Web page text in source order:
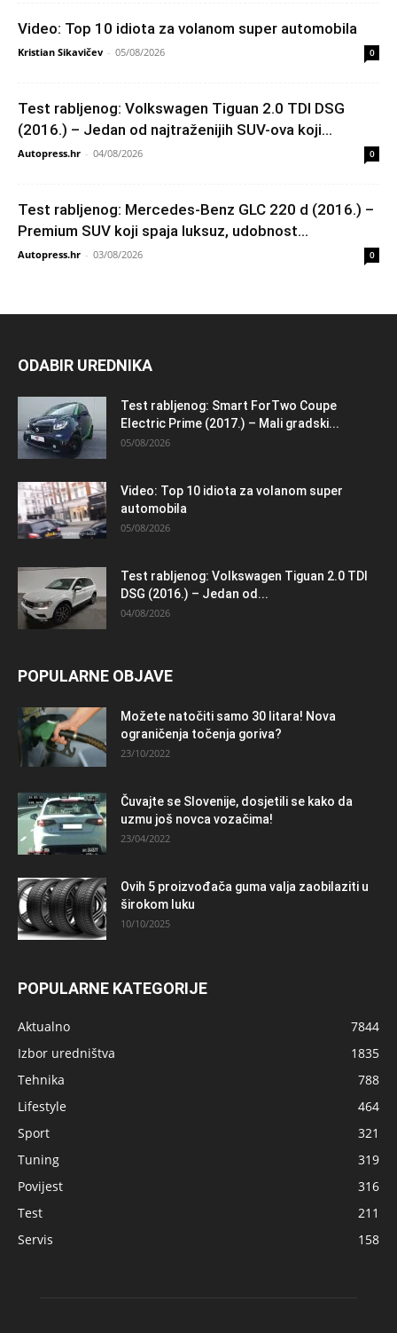
Video: Top 10 idiota za volanom super automobila
Kristian Sikavičev - 05/08/2026 0
Test rabljenog: Volkswagen Tiguan 2.0 TDI DSG
(2016.) – Jedan od najtraženijih SUV-ova koji...
Autopress.hr - 04/08/2026 0
Test rabljenog: Mercedes-Benz GLC 220 d (2016.) –
Premium SUV koji spaja luksuz, udobnost...
Autopress.hr - 03/08/2026 0
ODABIR UREDNIKA
Test rabljenog: Smart ForTwo Coupe
Electric Prime (2017.) – Mali gradski...
05/08/2026
Video: Top 10 idiota za volanom super
automobila
05/08/2026
Test rabljenog: Volkswagen Tiguan 2.0 TDI
DSG (2016.) – Jedan od...
04/08/2026
POPULARNE OBJAVE
Možete natočiti samo 30 litara! Nova
ograničenja točenja goriva?
23/10/2022
Čuvajte se Slovenije, dosjetili se kako da
uzmu još novca vozačima!
23/04/2022
Ovih 5 proizvođača guma valja zaobilaziti u
širokom luku
10/10/2025
POPULARNE KATEGORIJE
Aktualno
7844
Izbor uredništva
1835
Tehnika
788
Lifestyle
464
Sport
321
Tuning
319
Povijest
316
Test
211
Servis
158